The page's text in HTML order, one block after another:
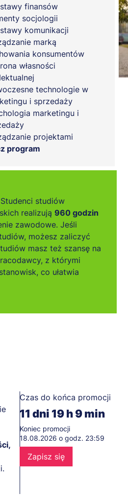
finansów
socjologii
komunikacji
marką
konsumentów
własności
technologie w
i sprzedaży
marketingu i
projektami
program
studiów
realizują 960 godzin
zawodowe. Jeśli
możesz zaliczyć
masz też szansę na
z którymi
co ułatwia
Czas do końca promocji
11 dni 19h9min
Koniec promocji
18.08.2026 o godz. 23:59
Zapisz się